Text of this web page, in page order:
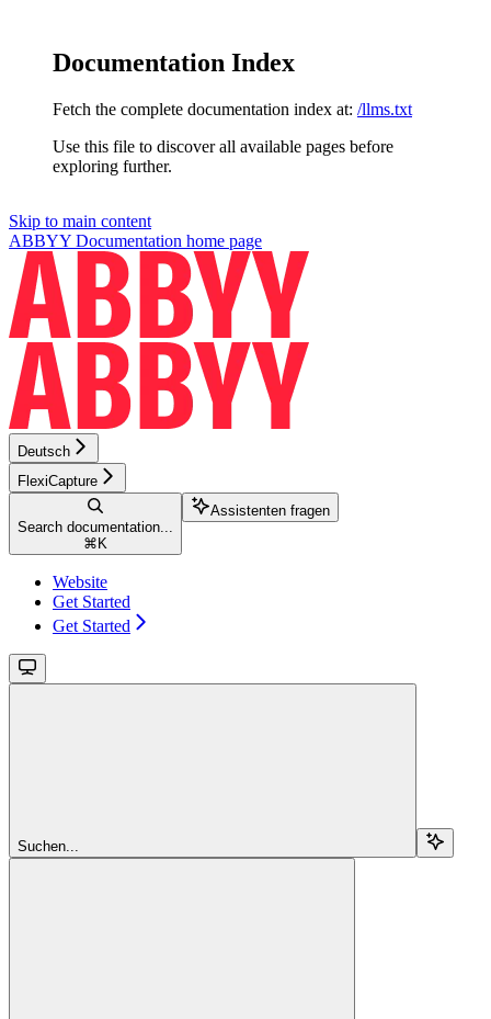
Documentation Index
Fetch the complete documentation index at: /llms.txt
Use this file to discover all available pages before
exploring further.
Skip to main content
ABBYY Documentation home page
Deutsch
FlexiCapture
Search documentation...
⌘ K
Assistenten fragen
Website
Get Started
Get Started
Suchen...